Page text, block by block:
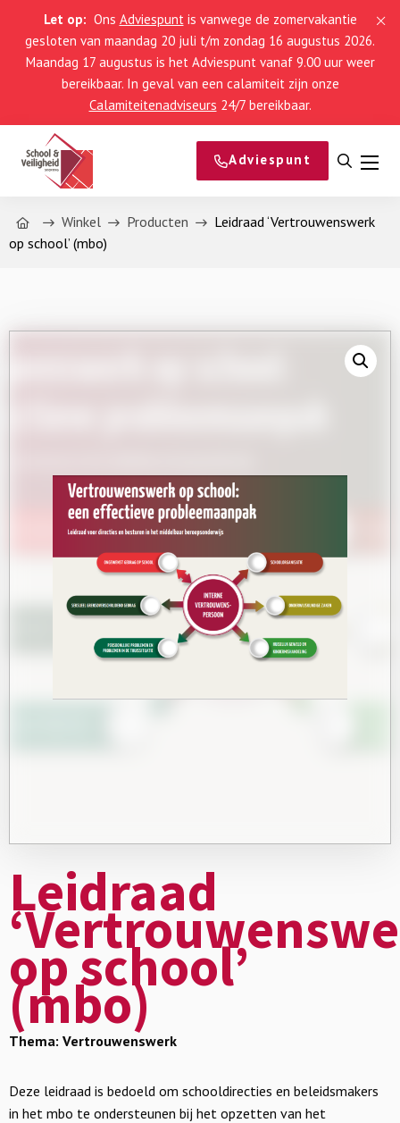
Let op: Ons Adviespuntis vanwege de zomervakantie
gesloten van maandag 20 juli t/m zondag 16 augustus 2026.
Maandag 17 augustus is het Adviespunt vanaf 9.00 uur weer
bereikbaar. In geval van een calamiteit zijn onze
Calamiteitenadviseurs 24/7 bereikbaar.
Adviespunt
Open
Home Winkel Producten
Leidraad ‘Vertrouwenswerk
op school’ (mbo)
Leidraad
op school’
(mbo)
Thema: Vertrouwenswerk
Deze leidraad is bedoeld om schooldirecties en beleidsmakers
in het mbo te ondersteunen bij het opzetten van het